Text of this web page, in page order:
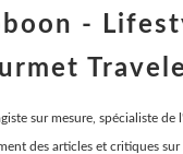
-
sur mesure, spécialiste de
des articles et critiques